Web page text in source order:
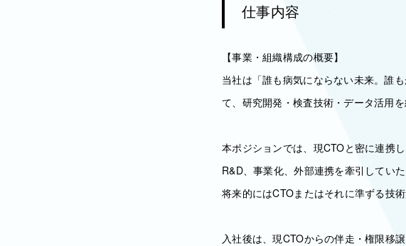
仕事内容
【事業・組織構成の概要】
当社は「誰も病気にならない未来。誰
て、研究開発・検査技術・データ活用
本ポジションでは、現CTOと密に連携
R&D、事業化、外部連携を牽引していた
将来的にはCTOまたはそれに準ずる技
入社後は、現CTOからの伴走・権限移